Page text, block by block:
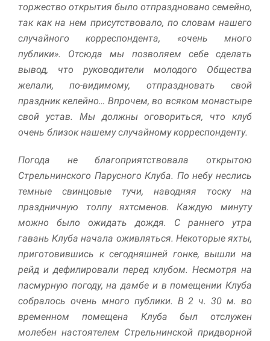
торжество открытия было отпраздновано семейно,
так как на нем присутствовало, по словам нашего
случайного корреспондента, «очень много
публики». Отсюда мы позволяем себе сделать
вывод, что руководители молодого Общества
желали, по-видимому, отпраздновать свой
праздник келейно… Впрочем, во всяком монастыре
свой устав. Мы должны оговориться, что клуб
очень близок нашему случайному корреспонденту.
Погода не благоприятствовала открытою
Стрельнинского Парусного Клуба. По небу неслись
темные свинцовые тучи, наводняя тоску на
праздничную толпу яхтсменов. Каждую минуту
можно было ожидать дождя. С раннего утра
гавань Клуба начала оживляться. Некоторые яхты,
приготовившись к сегодняшней гонке, вышли на
рейд и дефилировали перед клубом. Несмотря на
пасмурную погоду, на дамбе и в помещении Клуба
собралось очень много публики. В 2 ч. 30 м. во
временном помещена Клуба был отслужен
молебен настоятелем Стрельнинской придворной
Пользовательский
опыт
Для обеспечения
максимально
эффективной работы
нашего сайта во
время вашего
посещения, отказ от
использования этих
файлов cookie
приведет к
исчезновению
сайта.
Маркетинг
Делясь своими
интересами и
информацией о вашем
поведении во время
посещения нашего
сайта, вы повышаете
вероятность того, что
будете получать
персонализированный
контент и
предложения.